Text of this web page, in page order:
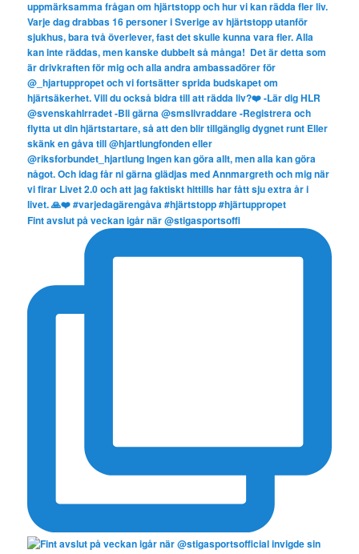
Fint avslut på veckan igår när @stigasportsoffi